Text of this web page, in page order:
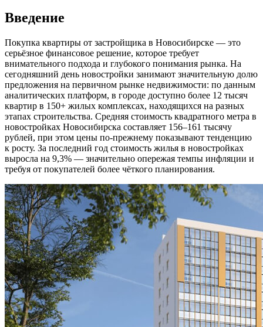
Введение
Покупка квартиры от застройщика в Новосибирске — это
серьёзное финансовое решение, которое требует
внимательного подхода и глубокого понимания рынка. На
сегодняшний день новостройки занимают значительную долю
предложения на первичном рынке недвижимости: по данным
аналитических платформ, в городе доступно более 12 тысяч
квартир в 150+ жилых комплексах, находящихся на разных
этапах строительства. Средняя стоимость квадратного метра в
новостройках Новосибирска составляет 156–161 тысячу
рублей, при этом цены по-прежнему показывают тенденцию
к росту. За последний год стоимость жилья в новостройках
выросла на 9,3% — значительно опережая темпы инфляции и
требуя от покупателей более чёткого планирования.